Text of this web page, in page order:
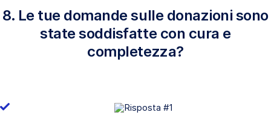
8. Le tue domande sulle donazioni sono
state soddisfatte con cura e
completezza?